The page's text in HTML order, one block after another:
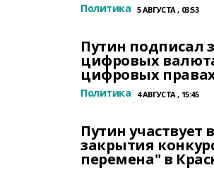
Политика 5 АВГУСТА , 03:53
Путин подписал
цифровых
цифровых
Политика 4 АВГУСТА , 15:45
Путин участвует
закрытия
перемена" в